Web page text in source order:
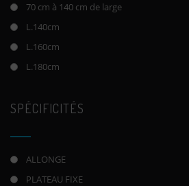
70 cm à 140 cm de large
L.140cm
L.160cm
L.180cm
SPÉCIFICITÉS
ALLONGE
PLATEAU FIXE